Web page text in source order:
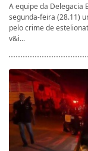
A equipe da Delegacia
segunda-feira (28.11)
pelo crime de
v&i...